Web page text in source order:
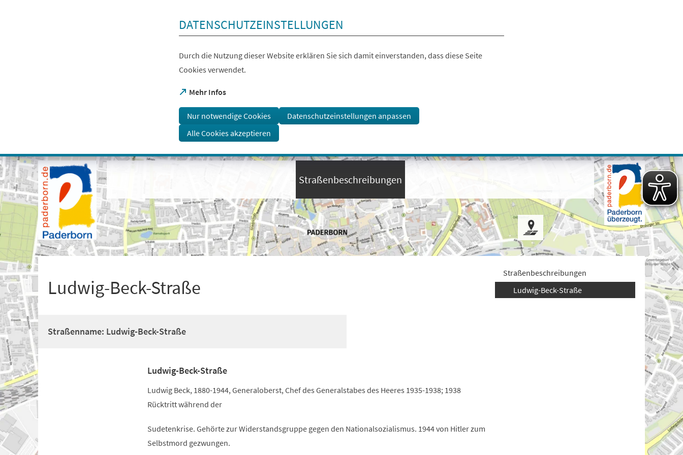
Visuelle
Assistenzsoftware
öffnen.
Mit
der
Tastatur
erreichbar
über
+
DATENSCHUTZEINSTELLUNGEN
Durch die Nutzung dieser Website erklären Sie sich damit einverstanden, dass diese Seite
Cookies verwendet.
Mehr Infos
(Öffnet
einem
neuen
Tab)
Nur notwendige Cookies
Datenschutzeinstellungen anpassen
Alle Cookies akzeptieren
Straßenbeschreibungen
Ludwig-Beck-Straße
Straßenname: Ludwig-Beck-Straße
Ludwig-Beck-Straße
Ludwig Beck, 1880-1944, Generaloberst, Chef des Generalstabes des Heeres 1935-1938; 1938
Rücktritt während der
Sudetenkrise. Gehörte zur Widerstandsgruppe gegen den Nationalsozialismus. 1944 von Hitler zum
Selbstmord gezwungen.
Straßenbeschreibungen
Ludwig-Beck-Straße